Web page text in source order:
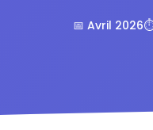
📅 Avril 2026